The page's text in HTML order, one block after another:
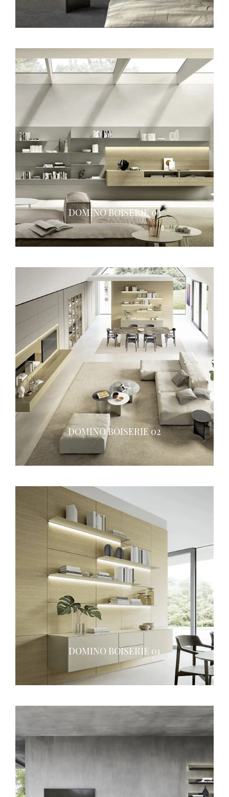
DOMINO BOISERIE 03
DOMINO BOISERIE 02
DOMINO BOISERIE 01